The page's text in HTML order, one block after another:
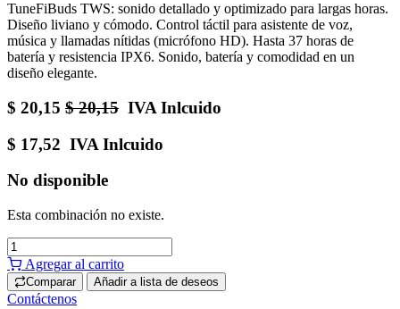
TuneFiBuds TWS: sonido detallado y optimizado para largas horas.
Diseño liviano y cómodo. Control táctil para asistente de voz,
música y llamadas nítidas (micrófono HD). Hasta 37 horas de
batería y resistencia IPX6. Sonido, batería y comodidad en un
diseño elegante.
$ 20,15 $20,15 IVA Inlcuido
$ 17,52 IVA Inlcuido
No disponible
Esta combinación no existe.
Agregar al carrito
Comparar Añadir a lista de deseos
Contáctenos